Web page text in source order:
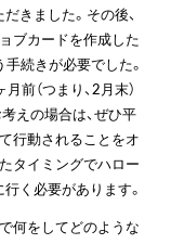
きました。その後、
ブカードを作成した
続きが必要でした。
前（つまり、2月末）
えの場合は、ぜひ平
行動されることをオ
タイミングでハロー
く必要があります。
何をしてどのような